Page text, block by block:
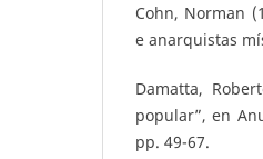
Cohn, Norman
e anarquistas
Damatta,
popular”, en
pp. 49-67.